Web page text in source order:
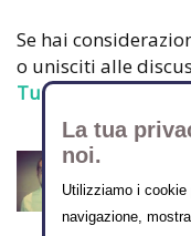
Se hai
o unisciti alle
Turismo
La tua
noi.
Utilizziamo i cookie
navigazione,